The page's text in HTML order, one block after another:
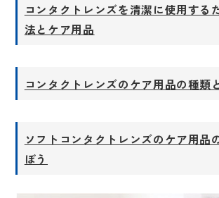
コンタクトレンズを清潔に使用する
法とケア用品
コンタクトレンズのケア用品の種類
ソフトコンタクトレンズのケア用品
ぼう